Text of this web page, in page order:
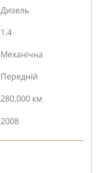
Дизель
1.4
Механічна
Передній
280,000 км
2008